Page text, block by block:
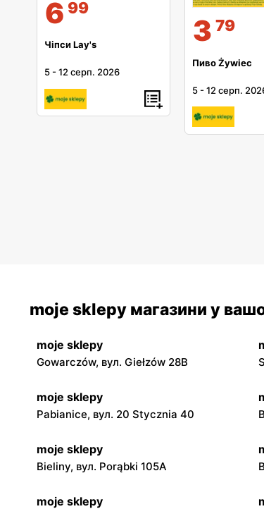
6 99
Чіпси Lay's
5 -12 серп. 2026
3 79
Пиво Żywiec
5 -12 серп.
moje sklepy магазини у
moje sklepy
Gowarczów, вул. Giełzów 28B
moje sklepy
Pabianice, вул. 20 Stycznia 40
moje sklepy
Bieliny, вул. Porąbki 105A
moje sklepy